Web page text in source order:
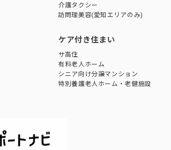
介護タクシー
訪問理美容(愛知エリアのみ)
ケア付き住まい
サ高住
有料老人ホーム
シニア向け分譲マンション
特別養護老人ホーム・老健施設